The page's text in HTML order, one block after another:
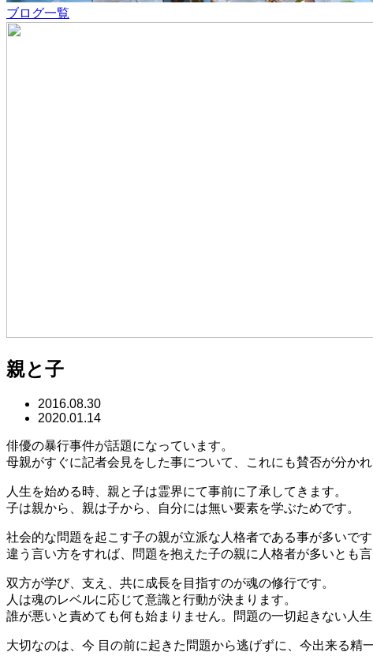
ブログ一覧
親と子
2016.08.30
2020.01.14
俳優の暴行事件が話題になっています。
母親がすぐに記者会見をした事について、これにも賛否が分かれ
人生を始める時、親と子は霊界にて事前に了承してきます。
子は親から、親は子から、自分には無い要素を学ぶためです。
社会的な問題を起こす子の親が立派な人格者である事が多いです
違う言い方をすれば、問題を抱えた子の親に人格者が多いとも言
双方が学び、支え、共に成長を目指すのが魂の修行です。
人は魂のレベルに応じて意識と行動が決まります。
誰が悪いと責めても何も始まりません。問題の一切起きない人生
大切なのは、今 目の前に起きた問題から逃げずに、今出来る精